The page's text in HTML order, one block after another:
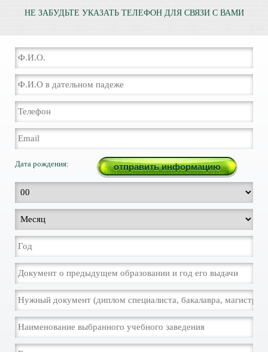
НЕ ЗАБУДЬТЕ УКАЗАТЬ ТЕЛЕФОН ДЛЯ СВЯЗИ С ВАМИ
Дата рождения: